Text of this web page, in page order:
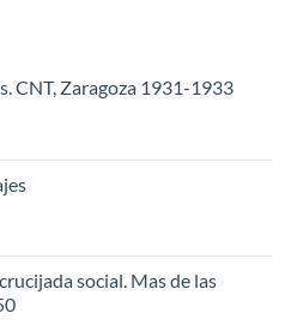
CNT, Zaragoza 1931-1933
social. Mas de las